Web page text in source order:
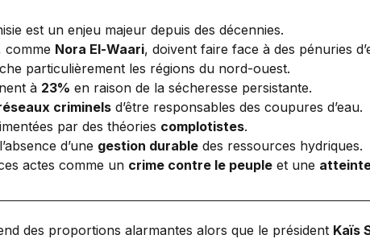
est un enjeu majeur depuis des décennies.
comme Nora El-Waari, doivent faire face à des pénuries
particulièrement les régions du nord-ouest.
à 23% en raison de la sécheresse persistante.
criminels d’être responsables des coupures d’eau.
par des théories complotistes.
d’une gestion durable des ressources hydriques.
actes comme un crime contre le peuple et une
des proportions alarmantes alors que le président Kaïs